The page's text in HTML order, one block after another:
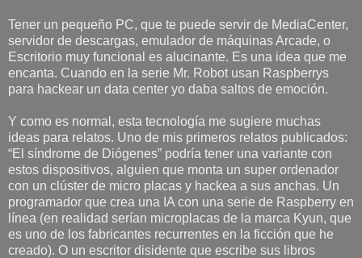
Tener un pequeño PC, que te puede servir de MediaCenter,
servidor de descargas, emulador de máquinas Arcade, o
Escritorio muy funcional es alucinante. Es una idea que me
encanta. Cuando en la serie Mr. Robot usan Raspberrys
para hackear un data center yo daba saltos de emoción.
Y como es normal, esta tecnología me sugiere muchas
ideas para relatos. Uno de mis primeros relatos publicados:
“El síndrome de Diógenes” podría tener una variante con
estos dispositivos, alguien que monta un super ordenador
con un clúster de micro placas y hackea a sus anchas. Un
programador que crea una IA con una serie de Raspberry en
línea (en realidad serían microplacas de la marca Kyun, que
es uno de los fabricantes recurrentes en la ficción que he
creado). O un escritor disidente que escribe sus libros